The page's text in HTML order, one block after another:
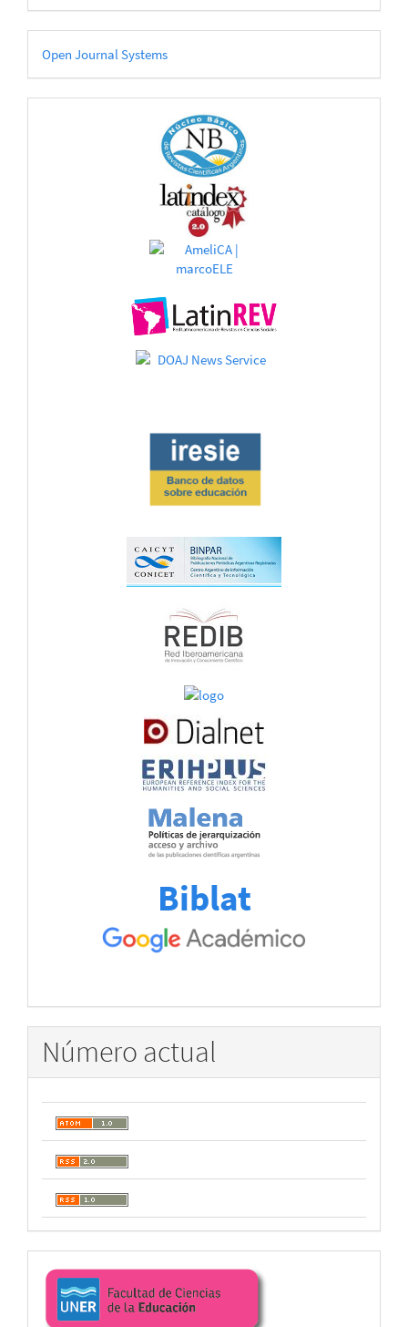
Desarrollado
por
Open Journal Systems
CATÁLOGOS
Biblat
Número actual
Enlaces
facultad